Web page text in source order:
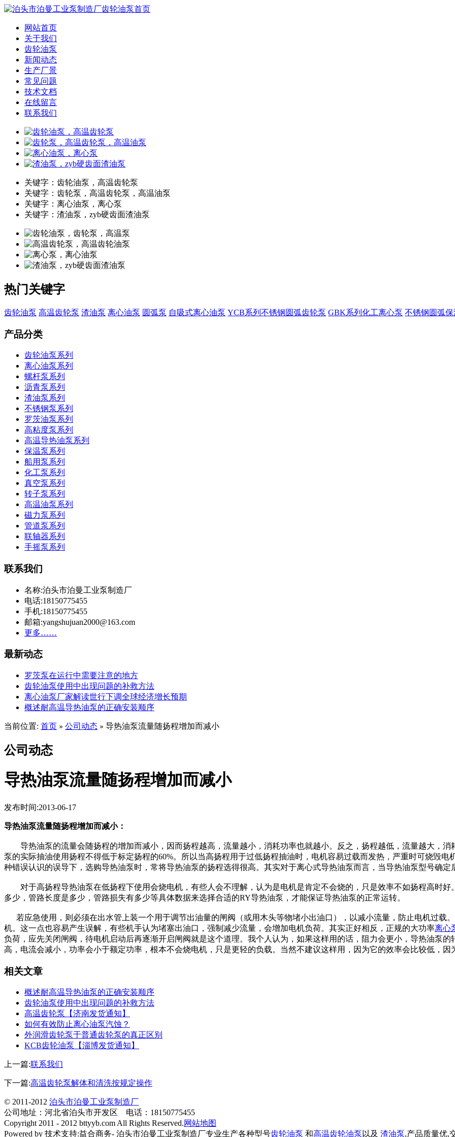
网站首页
关于我们
齿轮油泵
新闻动态
生产厂景
常见问题
技术文档
在线留言
联系我们
关键字：齿轮油泵，高温齿轮泵
关键字：齿轮泵，高温齿轮泵，高温油泵
关键字：离心油泵，离心泵
关键字：渣油泵，zyb硬齿面渣油泵
热门关键字
齿轮油泵 高温齿轮泵 渣油泵 离心油泵 圆弧泵 自吸式离心油泵 YCB系列不锈钢圆弧齿轮泵 GBK系列化工离心泵 不锈钢圆弧
产品分类
齿轮油泵系列
离心油泵系列
螺杆泵系列
沥青泵系列
渣油泵系列
不锈钢泵系列
罗茨油泵系列
高粘度泵系列
高温导热油泵系列
保温泵系列
船用泵系列
化工泵系列
真空泵系列
转子泵系列
高温油泵系列
磁力泵系列
管道泵系列
联轴器系列
手摇泵系列
联系我们
名称:泊头市泊曼工业泵制造厂
电话:18150775455
手机:18150775455
邮箱:yangshujuan2000@163.com
更多……
最新动态
罗茨泵在运行中需要注意的地方
齿轮油泵使用中出现问题的补救方法
离心油泵厂家解读世行下调全球经济增长预期
概述耐高温导热油泵的正确安装顺序
当前位置: 首页 » 公司动态 » 导热油泵流量随扬程增加而减小
公司动态
导热油泵流量随扬程增加而减小
发布时间:2013-06-17
导热油泵流量随扬程增加而减小：
导热油泵的流量会随扬程的增加而减小，因而扬程越高，流量越小，消耗功率也就越小。反之，扬程越低，流量越大，消
泵的实际抽油使用扬程不得低于标定扬程的60%。所以当高扬程用于过低扬程抽油时，电机容易过载而发热，严重时可烧毁
种错误认识的误导下，选购导热油泵时，常将导热油泵的扬程选得很高。其实对于离心式导热油泵而言，当导热油泵型号确
对于高扬程导热油泵在低扬程下使用会烧电机，有些人会不理解，认为是电机是肯定不会烧的，只是效率不如扬程高时好
多少，管路长度是多少，管路损失有多少等具体数据来选择合适的RY导热油泵，才能保证导热油泵的正常运转。
若应急使用，则必须在出水管上装一个用于调节出油量的闸阀（或用木头等物堵小出油口），以减小流量，防止电机过载
机。这一点也容易产生误解，有些机手认为堵塞出油口，强制减少流量，会增加电机负荷。其实正好相反，正规的大功率离心
负荷，应先关闭闸阀，待电机启动后再逐渐开启闸阀就是这个道理。我个人认为，如果这样用的话，阻力会更小，导热油泵
高，电流会减小，功率会小于额定功率，根本不会烧电机，只是更轻的负载。当然不建议这样用，因为它的效率会比较低，
相关文章
概述耐高温导热油泵的正确安装顺序
齿轮油泵使用中出现问题的补救方法
高温齿轮泵【济南发货通知】
如何有效防止离心油泵汽蚀？
外润滑齿轮泵于普通齿轮泵的真正区别
KCB齿轮油泵【淄博发货通知】
上一篇:联系我们
下一篇:高温齿轮泵解体和清洗按规定操作
© 2011-2012 泊头市泊曼工业泵制造厂
公司地址：河北省泊头市开发区 电话：18150775455
Copyright 2011 - 2012 bttyyb.com All Rights Reserved.网站地图
Powered by 技术支持:益合商务- 泊头市泊曼工业泵制造厂专业生产各种型号齿轮油泵 和高温齿轮油泵 以及 渣油泵,产品质量优,